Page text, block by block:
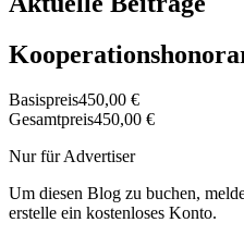
Basispreis450,00 €
Gesamtpreis450,00 €
Nur für Advertiser
Um diesen Blog zu buchen,
erstelle ein kostenloses Konto.